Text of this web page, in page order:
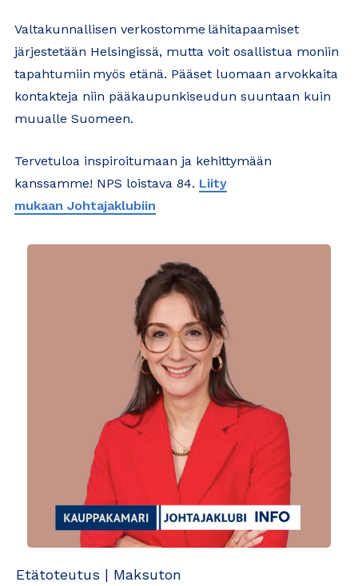
Valtakunnallisen verkostomme lähitapaamiset
järjestetään Helsingissä, mutta voit osallistua moniin
tapahtumiin myös etänä. Pääset luomaan arvokkaita
kontakteja niin pääkaupunkiseudun suuntaan kuin
muualle Suomeen.
Tervetuloa inspiroitumaan ja kehittymään
kanssamme! NPS loistava 84. Liity
mukaan Johtajaklubiin
Etätoteutus | Maksuton